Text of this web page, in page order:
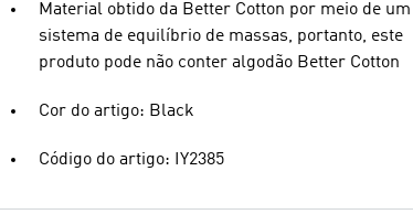
Material obtido da Better Cotton por meio de um
sistema de equilíbrio de massas, portanto, este
produto pode não conter algodão Better Cotton
Cor do artigo: Black
Código do artigo: IY2385